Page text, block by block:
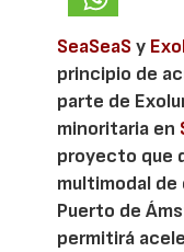
SeaSeaSy
principio de
parte de
minoritaria en
proyecto que
multimodal de
Puerto de
permitirá